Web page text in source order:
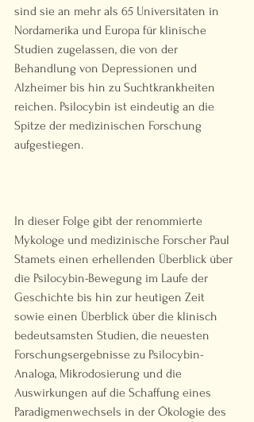
sind sie an mehr als 65 Universitäten in
Nordamerika und Europa für klinische
Studien zugelassen, die von der
Behandlung von Depressionen und
Alzheimer bis hin zu Suchtkrankheiten
reichen. Psilocybin ist eindeutig an die
Spitze der medizinischen Forschung
aufgestiegen.
In dieser Folge gibt der renommierte
Mykologe und medizinische Forscher Paul
Stamets einen erhellenden Überblick über
die Psilocybin-Bewegung im Laufe der
Geschichte bis hin zur heutigen Zeit
sowie einen Überblick über die klinisch
bedeutsamsten Studien, die neuesten
Forschungsergebnisse zu Psilocybin-
Analoga, Mikrodosierung und die
Auswirkungen auf die Schaffung eines
Paradigmenwechsels in der Ökologie des